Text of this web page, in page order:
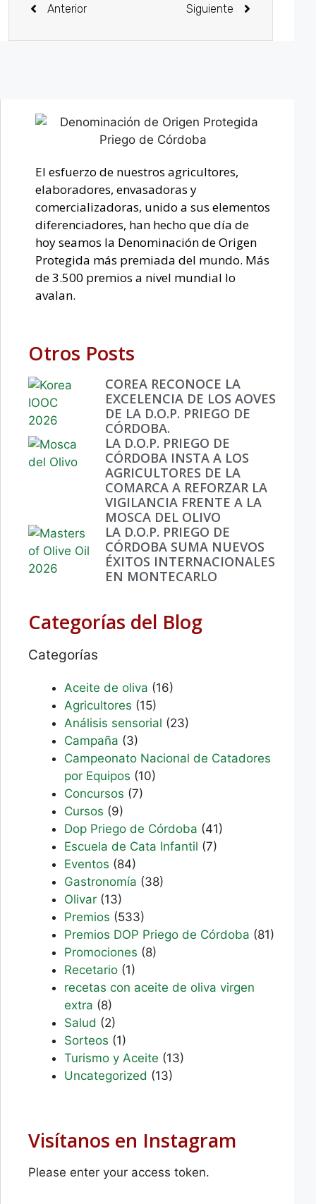
Anterior Siguiente
El esfuerzo de nuestros agricultores,
elaboradores, envasadoras y
comercializadoras, unido a sus elementos
diferenciadores, han hecho que día de
hoy seamos la Denominación de Origen
Protegida más premiada del mundo. Más
de 3.500 premios a nivel mundial lo
avalan.
Otros Posts
COREA RECONOCE LA
EXCELENCIA DE LOS AOVES
DE LA D.O.P. PRIEGO DE
CÓRDOBA.
LA D.O.P. PRIEGO DE
CÓRDOBA INSTA A LOS
AGRICULTORES DE LA
COMARCA A REFORZAR LA
VIGILANCIA FRENTE A LA
MOSCA DEL OLIVO
LA D.O.P. PRIEGO DE
CÓRDOBA SUMA NUEVOS
ÉXITOS INTERNACIONALES
EN MONTECARLO
Categorías del Blog
Categorías
Aceite de oliva (16)
Agricultores (15)
Análisis sensorial (23)
Campaña (3)
Campeonato Nacional de Catadores
por Equipos (10)
Concursos (7)
Cursos (9)
Dop Priego de Córdoba (41)
Escuela de Cata Infantil (7)
Eventos (84)
Gastronomía (38)
Olivar (13)
Premios (533)
Premios DOP Priego de Córdoba (81)
Promociones (8)
Recetario (1)
recetas con aceite de oliva virgen
extra (8)
Salud (2)
Sorteos (1)
Turismo y Aceite (13)
Uncategorized (13)
Visítanos en Instagram
Please enter your access token.